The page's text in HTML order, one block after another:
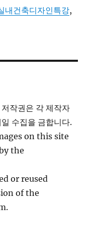
내건축디자인특강,
작권은 각 제작자
수집을 금합니다.
on this site
the
or reused
of the